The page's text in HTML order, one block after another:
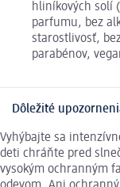
hliníkových solí
parfumu, bez
starostlivosť,
parabénov,
Dôležité
Vyhýbajte sa
deti chráňte pred
vysokým ochranným